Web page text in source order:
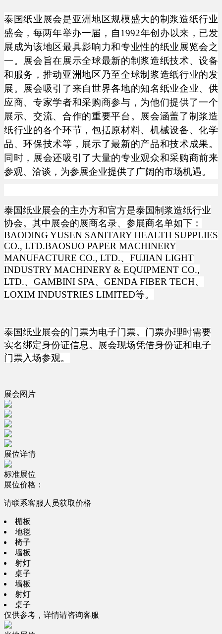
泰国纸业展会是亚洲地区规模盛大的制浆造纸行业
盛会，每两年举办一届，自1992年创办以来，已发
展成为该地区最具影响力和专业性的纸业展览会之
一。展会旨在展示全球最新的制浆造纸技术、设备
和服务，推动亚洲地区乃至全球制浆造纸行业的发
展。展会吸引了来自世界各地的知名纸业企业、供
应商、专家学者和采购商参与，为他们提供了一个
展示、交流、合作的重要平台。展会涵盖了制浆造
纸行业的各个环节，包括原材料、机械设备、化学
品、环保技术等，展示了最新的产品和技术成果。
同时，展会还吸引了大量的专业观众和采购商前来
参观、洽谈，为参展企业提供了广阔的市场机遇。
泰国纸业展会的主办方和官方是泰国制浆造纸行业
协会。其中展会的展商名录、参展商名单如下：
BAODING YUSEN SANITARY HEALTH SUPPLIES
CO., LTD.BAOSUO PAPER MACHINERY
MANUFACTURE CO., LTD.、FUJIAN LIGHT
INDUSTRY MACHINERY & EQUIPMENT CO.,
LTD.、GAMBINI SPA、GENDA FIBER TECH、
LOXIM INDUSTRIES LIMITED等。
泰国纸业展会的门票为电子门票。门票办理时需要
实名绑定身份证信息。展会现场凭借身份证和电子
门票入场参观。
展会图片
展位详情
标准展位
展位价格：
请联系客服人员获取价格
楣板
地毯
椅子
墙板
射灯
桌子
墙板
射灯
桌子
仅供参考，详情请咨询客服